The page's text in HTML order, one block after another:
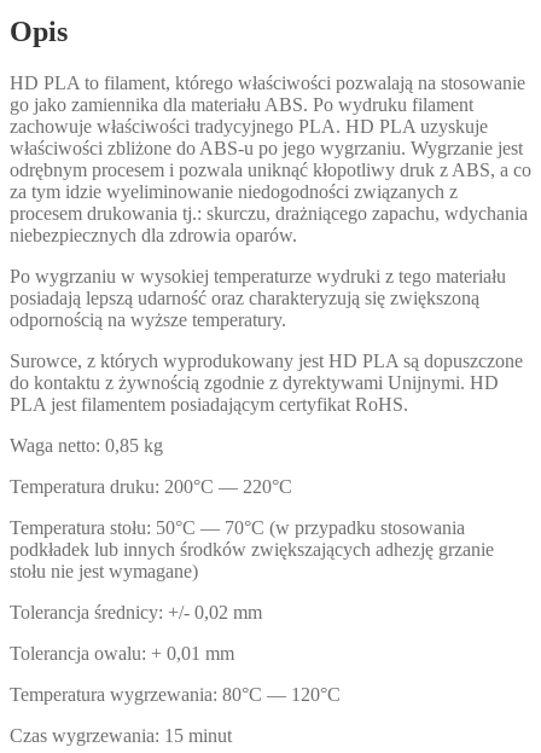
Opis
HD PLA to filament, którego właściwości pozwalają na stosowanie
go jako zamiennika dla materiału ABS. Po wydruku filament
zachowuje właściwości tradycyjnego PLA. HD PLA uzyskuje
właściwości zbliżone do ABS-u po jego wygrzaniu. Wygrzanie jest
odrębnym procesem i pozwala uniknąć kłopotliwy druk z ABS, a co
za tym idzie wyeliminowanie niedogodności związanych z
procesem drukowania tj.: skurczu, drażniącego zapachu, wdychania
niebezpiecznych dla zdrowia oparów.
Po wygrzaniu w wysokiej temperaturze wydruki z tego materiału
posiadają lepszą udarność oraz charakteryzują się zwiększoną
odpornością na wyższe temperatury.
Surowce, z których wyprodukowany jest HD PLA są dopuszczone
do kontaktu z żywnością zgodnie z dyrektywami Unijnymi. HD
PLA jest filamentem posiadającym certyfikat RoHS.
Waga netto: 0,85 kg
Temperatura druku: 200°C — 220°C
Temperatura stołu: 50°C — 70°C (w przypadku stosowania
podkładek lub innych środków zwiększających adhezję grzanie
stołu nie jest wymagane)
Tolerancja średnicy: +/- 0,02 mm
Tolerancja owalu: + 0,01 mm
Temperatura wygrzewania: 80°C — 120°C
Czas wygrzewania: 15 minut